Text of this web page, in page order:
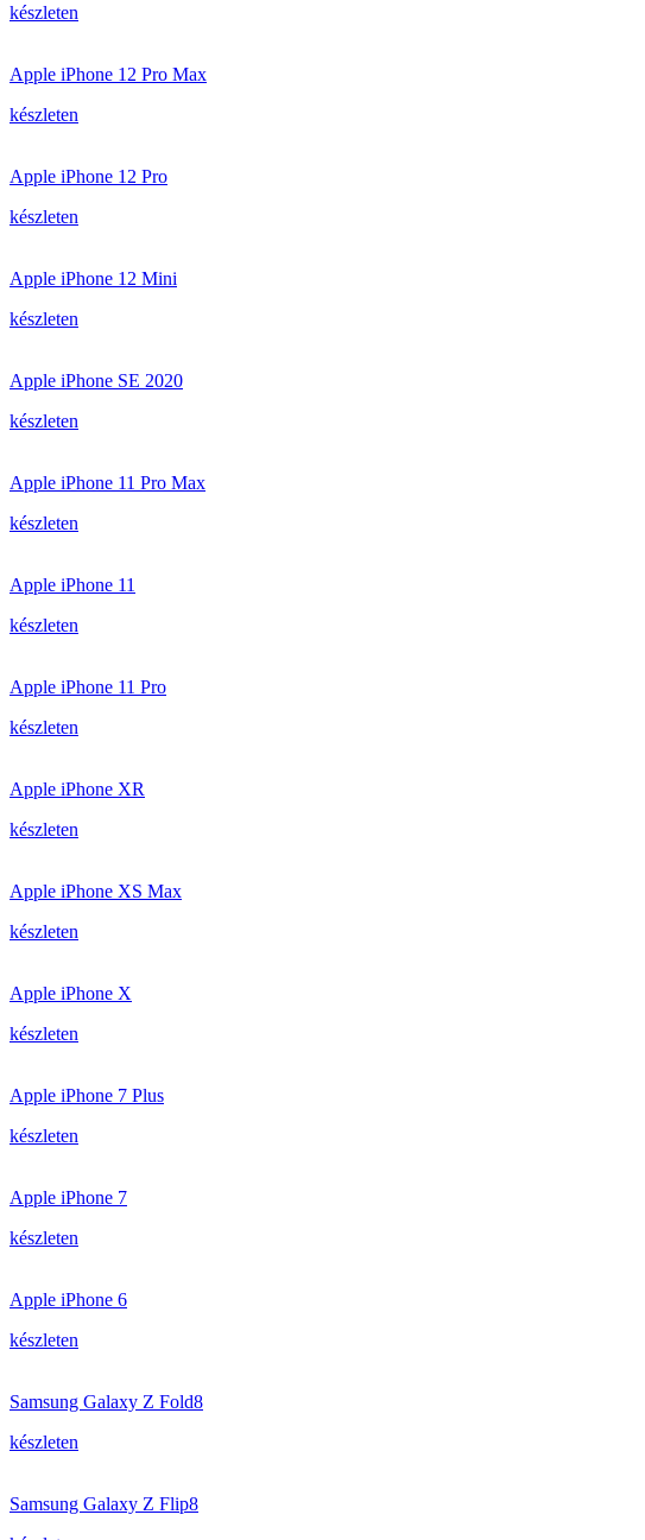
készleten
Apple iPhone 12 Pro Max
készleten
Apple iPhone 12 Pro
készleten
Apple iPhone 12 Mini
készleten
Apple iPhone SE 2020
készleten
Apple iPhone 11 Pro Max
készleten
Apple iPhone 11
készleten
Apple iPhone 11 Pro
készleten
Apple iPhone XR
készleten
Apple iPhone XS Max
készleten
Apple iPhone X
készleten
Apple iPhone 7 Plus
készleten
Apple iPhone 7
készleten
Apple iPhone 6
készleten
Samsung Galaxy Z Fold8
készleten
Samsung Galaxy Z Flip8